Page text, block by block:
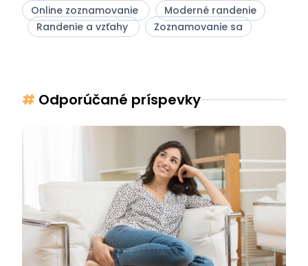
Online zoznamovanie
Moderné randenie
Randenie a vzťahy
Zoznamovanie sa
# Odporúčané príspevky